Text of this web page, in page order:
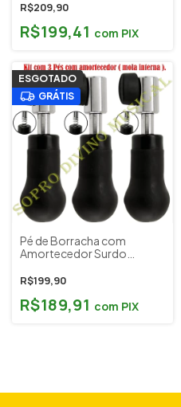
R$209,90
R$199,41 com PIX
ESGOTADO
GRÁTIS
Pé de Borracha com
Amortecedor Surdo
unidades)
R$199,90
R$189,91 com PIX